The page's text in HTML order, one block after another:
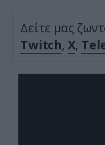
Δείτε μας
Twitch, X,